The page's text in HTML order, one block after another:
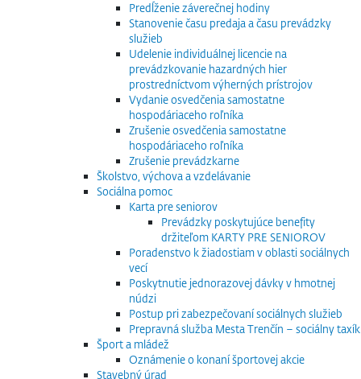
Predĺženie záverečnej hodiny
Stanovenie času predaja a času prevádzky
služieb
Udelenie individuálnej licencie na
prevádzkovanie hazardných hier
prostredníctvom výherných prístrojov
Vydanie osvedčenia samostatne
hospodáriaceho roľníka
Zrušenie osvedčenia samostatne
hospodáriaceho roľníka
Zrušenie prevádzkarne
Školstvo, výchova a vzdelávanie
Sociálna pomoc
Karta pre seniorov
Prevádzky poskytujúce benefity
držiteľom KARTY PRE SENIOROV
Poradenstvo k žiadostiam v oblasti sociálnych
vecí
Poskytnutie jednorazovej dávky v hmotnej
núdzi
Postup pri zabezpečovaní sociálnych služieb
Prepravná služba Mesta Trenčín – sociálny taxík
Šport a mládež
Oznámenie o konaní športovej akcie
Stavebný úrad